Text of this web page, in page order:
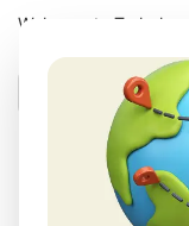
Welcome to